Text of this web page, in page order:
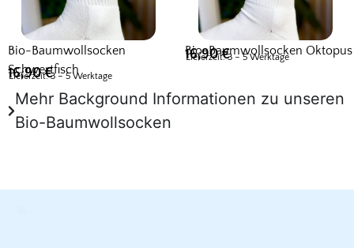
Bio-Baumwollsocken
Schwertfisch
16,90€
Lieferzeit: 3 – 5 Werktage
Bio-Baumwollsocken Oktopus
16,90€
Lieferzeit: 3 – 5 Werktage
Mehr Background Informationen zu unseren
Bio-Baumwollsocken